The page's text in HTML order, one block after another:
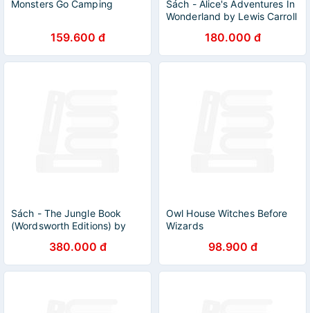
Monsters Go Camping
159.600 đ
Sách - Alice's Adventures In
Wonderland by Lewis Carroll
Anh / Children’s English
books
180.000 đ
Sách - The Jungle Book
(Wordsworth Editions) by
Classics - Bìa cứng
380.000 đ
Owl House Witches Before
Wizards
98.900 đ